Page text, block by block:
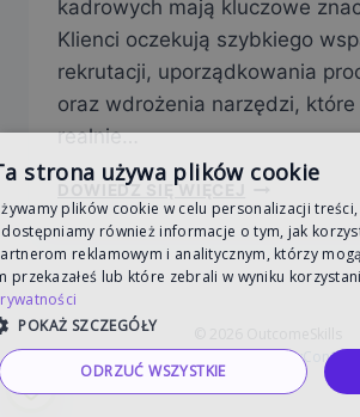
kadrowych mają kluczowe
Klienci oczekują szybkiego
rekrutacji, uporządkowania
oraz wdrożenia narzędzi,
realnie…
DOWIEDZ SIĘ WIĘCEJ
Created byDevCon1
strona używa plików cookie
plików cookie w celu personalizacji
również informacje o tym, jak
reklamowym i analitycznym, którzy
przekazałeś lub które zebrali w wyniku
POKAŻ SZCZEGÓŁY
ODRZUĆ WSZYSTKIE